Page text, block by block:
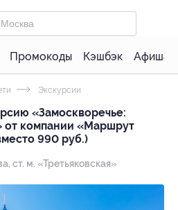
Промокоды Кэшбэк Афиша
Экскурсии
«Замоскворечье:
от компании «Маршрут
990 руб.)
ст. м. «Третьяковская»